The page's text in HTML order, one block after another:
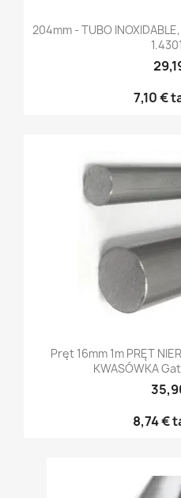
204mm - TUBO
7,10 €
Pręt 16mm 1m PRĘT
KWASÓWKA
8,74 €